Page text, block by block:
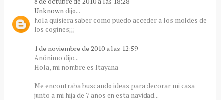
Unknown dijo...
hola quisiera saber como puedo acceder a los moldes de
los cogines¡¡¡
1 de noviembre de 2010 a las 12:59
Anónimo dijo...
Hola, mi nombre es Itayana
Me encontraba buscando ideas para decorar mi casa
junto a mi hija de 7 años en esta navidad...